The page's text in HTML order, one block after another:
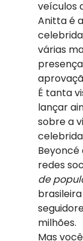
veículos
Anitta é
várias
É tanta
lançar
sobre a
redes
de
milhões.
Mas